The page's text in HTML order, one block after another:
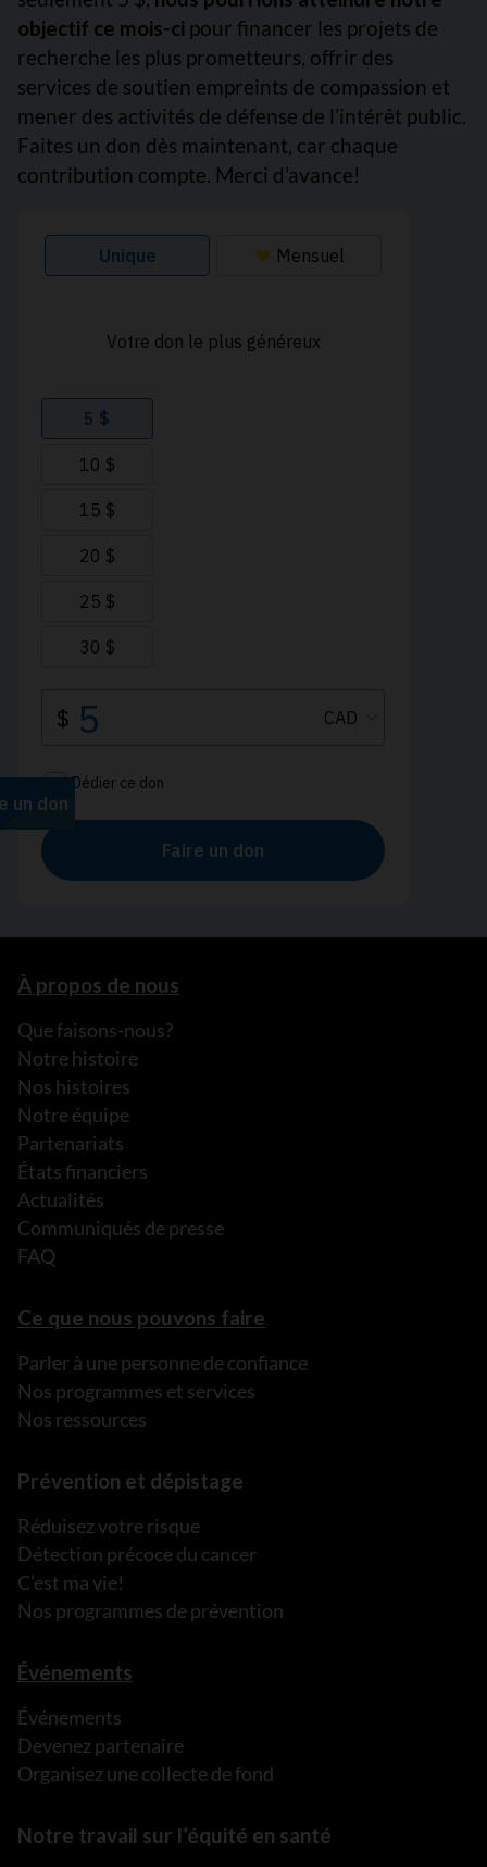
objectif ce mois-ci pour financer les projets de
recherche les plus prometteurs, offrir des
services de soutien empreints de compassion et
mener des activités de défense de l’intérêt public.
Faites un don dès maintenant, car chaque
contribution compte. Merci d’avance!
À propos de nous
Que faisons-nous?
Notre histoire
Nos histoires
Notre équipe
Partenariats
États financiers
Actualités
Communiqués de presse
FAQ
Ce que nous pouvons faire
Parler à une personne de confiance
Nos programmes et services
Nos ressources
Prévention et dépistage
Réduisez votre risque
Détection précoce du cancer
C’est ma vie!
Nos programmes de prévention
Événements
Événements
Devenez partenaire
Organisez une collecte de fond
Notre travail sur l’équité en santé